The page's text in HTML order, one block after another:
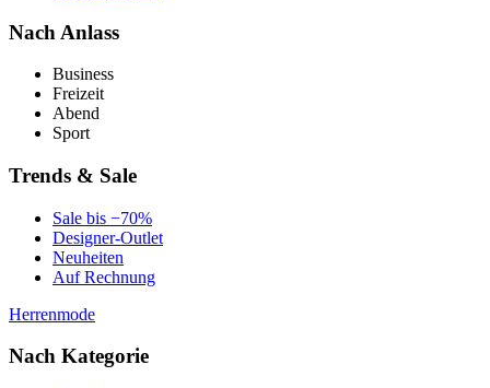
Nach Anlass
Business
Freizeit
Abend
Sport
Trends & Sale
Sale bis −70%
Designer-Outlet
Neuheiten
Auf Rechnung
Herrenmode
Nach Kategorie